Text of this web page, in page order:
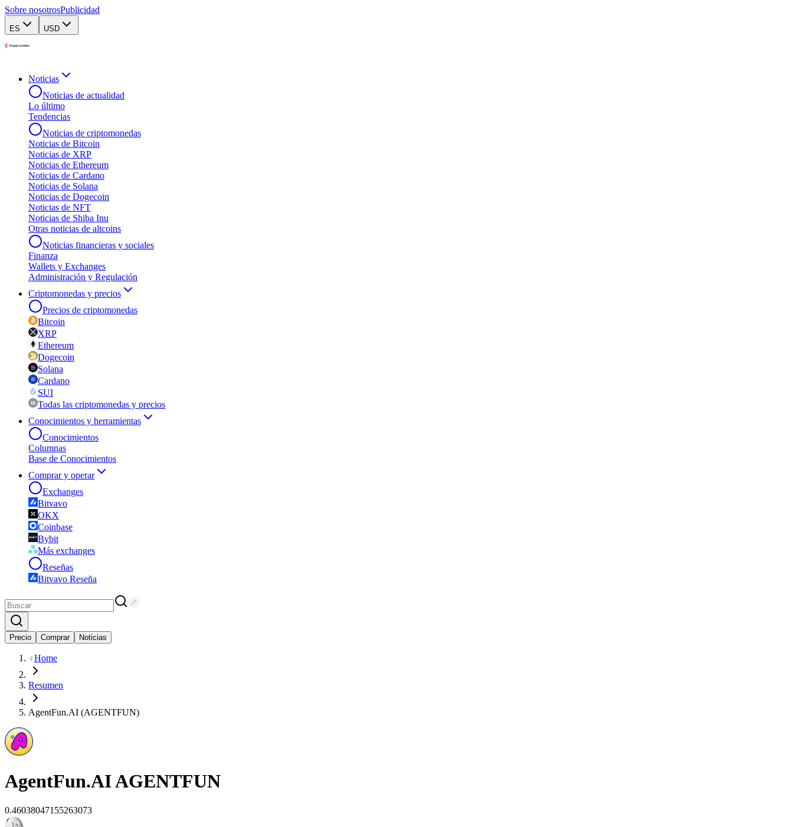
Sobre nosotrosPublicidad
ES USD
Noticias
Noticias de actualidad
Lo último
Tendencias
Noticias de criptomonedas
Noticias de Bitcoin
Noticias de XRP
Noticias de Ethereum
Noticias de Cardano
Noticias de Solana
Noticias de Dogecoin
Noticias de NFT
Noticias de Shiba Inu
Otras noticias de altcoins
Noticias financieras y sociales
Finanza
Wallets y Exchanges
Administración y Regulación
Criptomonedas y precios
Precios de criptomonedas
Bitcoin
XRP
Ethereum
Dogecoin
Solana
Cardano
SUI
Todas las criptomonedas y precios
Conocimientos y herramientas
Conocimientos
Columnas
Base de Conocimientos
Comprar y operar
Exchanges
Bitvavo
OKX
Coinbase
Bybit
Más exchanges
Reseñas
Bitvavo Reseña
Precio Comprar Noticias
Home
Resumen
AgentFun.AI (AGENTFUN)
AgentFun.AIAGENTFUN
0.46038047155263073